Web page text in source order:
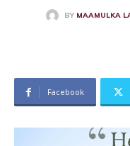
BY MAAMULKA
Facebook